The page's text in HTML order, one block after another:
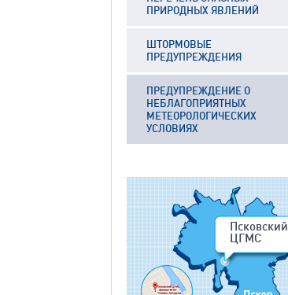
ПРИРОДНЫХ ЯВЛЕНИЙ
ШТОРМОВЫЕ
ПРЕДУПРЕЖДЕНИЯ
ПРЕДУПРЕЖДЕНИЕ О
НЕБЛАГОПРИЯТНЫХ
МЕТЕОРОЛОГИЧЕСКИХ
УСЛОВИЯХ
Псковский
ЦГМС